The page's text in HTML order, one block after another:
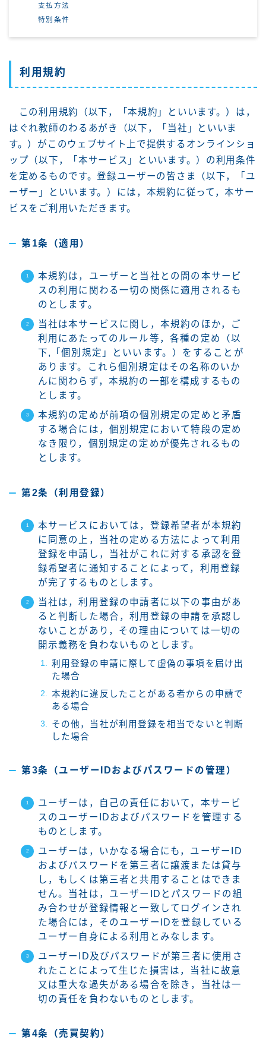
支払方法
特別条件
利用規約
この利用規約（以下，「本規約」といいます。）は，
はぐれ教師のわるあがき（以下，「当社」といいま
す。）がこのウェブサイト上で提供するオンラインショ
ップ（以下，「本サービス」といいます。）の利用条件
を定めるものです。登録ユーザーの皆さま（以下，「ユ
ーザー」といいます。）には，本規約に従って，本サー
ビスをご利用いただきます。
第1条（適用）
本規約は，ユーザーと当社との間の本サービ
スの利用に関わる一切の関係に適用されるも
のとします。
当社は本サービスに関し，本規約のほか，ご
利用にあたってのルール等，各種の定め（以
下,「個別規定」といいます。）をすることが
あります。これら個別規定はその名称のいか
んに関わらず，本規約の一部を構成するもの
とします。
本規約の定めが前項の個別規定の定めと矛盾
する場合には，個別規定において特段の定め
なき限り，個別規定の定めが優先されるもの
とします。
第2条（利用登録）
本サービスにおいては，登録希望者が本規約
に同意の上，当社の定める方法によって利用
登録を申請し，当社がこれに対する承認を登
録希望者に通知することによって，利用登録
が完了するものとします。
当社は，利用登録の申請者に以下の事由があ
ると判断した場合，利用登録の申請を承認し
ないことがあり，その理由については一切の
開示義務を負わないものとします。
利用登録の申請に際して虚偽の事項を届け出
た場合
本規約に違反したことがある者からの申請で
ある場合
その他，当社が利用登録を相当でないと判断
した場合
第3条（ユーザーIDおよびパスワードの管理）
ユーザーは，自己の責任において，本サービ
スのユーザーIDおよびパスワードを管理する
ものとします。
ユーザーは，いかなる場合にも，ユーザーID
およびパスワードを第三者に譲渡または貸与
し，もしくは第三者と共用することはできま
せん。当社は，ユーザーIDとパスワードの組
み合わせが登録情報と一致してログインされ
た場合には，そのユーザーIDを登録している
ユーザー自身による利用とみなします。
ユーザーID及びパスワードが第三者に使用さ
れたことによって生じた損害は，当社に故意
又は重大な過失がある場合を除き，当社は一
切の責任を負わないものとします。
第4条（売買契約）